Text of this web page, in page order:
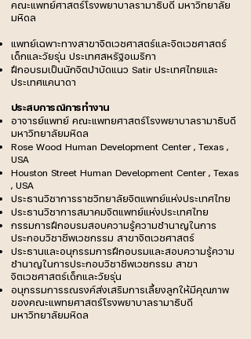
คณะแพทย์ศาสตร์โรงพยาบาลรามาธิบดี มหาวิทยาลัย
มหิดล
แพทย์เฉพาะทางสาขาจิตเวชศาสตร์และจิตเวชศาสตร์
เด็กและวัยรุ่น ประเทศสหรัฐอเมริกา
ฝึกอบรมเป็นนักจิตบำบัดแนว Satir ประเทศไทยและ
ประเทศแคนาดา
ประสบการณ์การทำงาน
อาจารย์แพทย์ คณะแพทยศาสตร์โรงพยาบาลรามาธิบดี
มหาวิทยาลัยมหิดล
Rose Wood Human Development Center , Texas ,
USA
Houston Street Human Development Center , Texas
, USA
ประธานวิชาการราชวิทยาลัยจิตแพทย์แห่งประเทศไทย
ประธานวิชาการสมาคมจิตแพทย์แห่งประเทศไทย
กรรมการฝึกอบรมสอบความรู้ความชำนาญในการ
ประกอบวิชาชีพเวชกรรม สาขาจิตเวชศาสตร์
ประธานและอนุกรรมการฝึกอบรมและสอบความรู้ความ
ชำนาญในการประกอบวิชาชีพเวชกรรม สาขา
จิตเวชศาสตร์เด็กและวัยรุ่น
อนุกรรมการรณรงค์ส่งเสริมการเลี้ยงลูกให้มีคุณภาพ
ของคณะแพทยศาสตร์โรงพยาบาลรามาธิบดี
มหาวิทยาลัยมหิดล